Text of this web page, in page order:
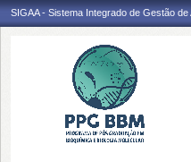
SIGAA - Sistema Integrado de Gestão de